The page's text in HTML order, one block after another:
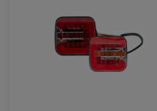
Typ av anslutning:
kabel
Lampans funktioner:
Positionsljus ,
Dynamisk indikator
Belysning för
registreringsskylt